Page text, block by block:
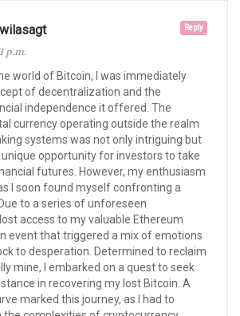
Reply
p.m.
world of Bitcoin, I was immediately
of decentralization and the
independence it offered. The
currency operating outside the realm
systems was not only intriguing but
opportunity for investors to take
futures. However, my enthusiasm
I soon found myself confronting a
to a series of unforeseen
access to my valuable Ethereum
event that triggered a mix of emotions
to desperation. Determined to reclaim
mine, I embarked on a quest to seek
in recovering my lost Bitcoin. A
marked this journey, as I had to